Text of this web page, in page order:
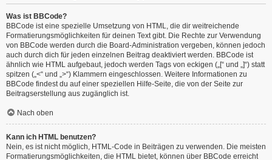
Was ist BBCode?
BBCode ist eine spezielle Umsetzung von HTML, die dir weitreichende
Formatierungsmöglichkeiten für deinen Text gibt. Die Rechte zur Verwendung
von BBCode werden durch die Board-Administration vergeben, können jedoch
auch durch dich für jeden einzelnen Beitrag deaktiviert werden. BBCode ist
ähnlich wie HTML aufgebaut, jedoch werden Tags von eckigen („[“ und „]“) statt
spitzen („<“ und „>“) Klammern eingeschlossen. Weitere Informationen zu
BBCode findest du auf einer speziellen Hilfe-Seite, die von der Seite zur
Beitragserstellung aus zugänglich ist.
Nach oben
Kann ich HTML benutzen?
Nein, es ist nicht möglich, HTML-Code in Beiträgen zu verwenden. Die meisten
Formatierungsmöglichkeiten, die HTML bietet, können über BBCode erreicht